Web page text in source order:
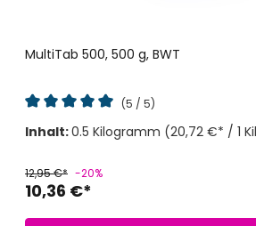
MultiTab 500, 500 g, BWT
Durchschnittliche Bewertung von
(5 / 5)
Inhalt:0.5 Kilogramm (20,72 €* / 1
10,36 €*
12,95 €* -20%